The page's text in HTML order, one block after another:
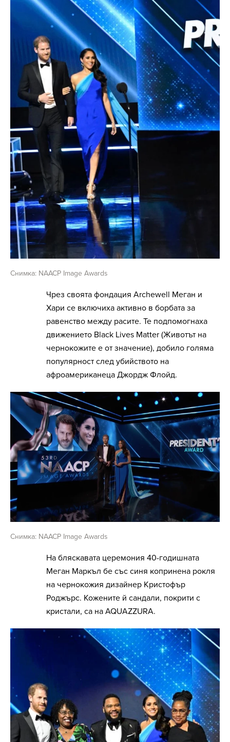
Снимка: NAACP Image Awards
Чрез своята фондация Archewell Меган и
Хари се включиха активно в борбата за
равенство между расите. Те подпомогнаха
движението Black Lives Matter (Животът на
чернокожите е от значение), добило голяма
популярност след убийството на
афроамериканеца Джордж Флойд.
Снимка: NAACP Image Awards
На бляскавата церемония 40-годишната
Меган Маркъл бе със синя копринена рокля
на чернокожия дизайнер Кристофър
Роджърс. Кожените й сандали, покрити с
кристали, са на AQUAZZURA.